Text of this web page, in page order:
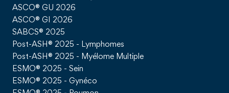
ASCO® GU 2026
ASCO® GI 2026
SABCS® 2025
Post-ASH® 2025 - Lymphomes
Post-ASH® 2025 - Myélome Multiple
ESMO® 2025 - Sein
ESMO® 2025 - Gynéco